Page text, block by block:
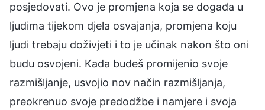
posjedovati. Ovo je promjena koja se događa u
ljudima tijekom djela osvajanja, promjena koju
ljudi trebaju doživjeti i to je učinak nakon što oni
budu osvojeni. Kada budeš promijenio svoje
razmišljanje, usvojio nov način razmišljanja,
preokrenuo svoje predodžbe i namjere i svoja